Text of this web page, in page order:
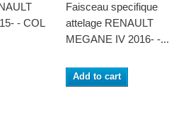
- COL
Faisceau specifique
attelage RENAULT
MEGANE IV 2016- -...
Add to cart